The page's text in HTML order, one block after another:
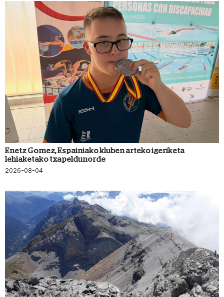
Enetz Gomez, Espainiako kluben arteko igeriketa
lehiaketako txapeldunorde
2026-08-04